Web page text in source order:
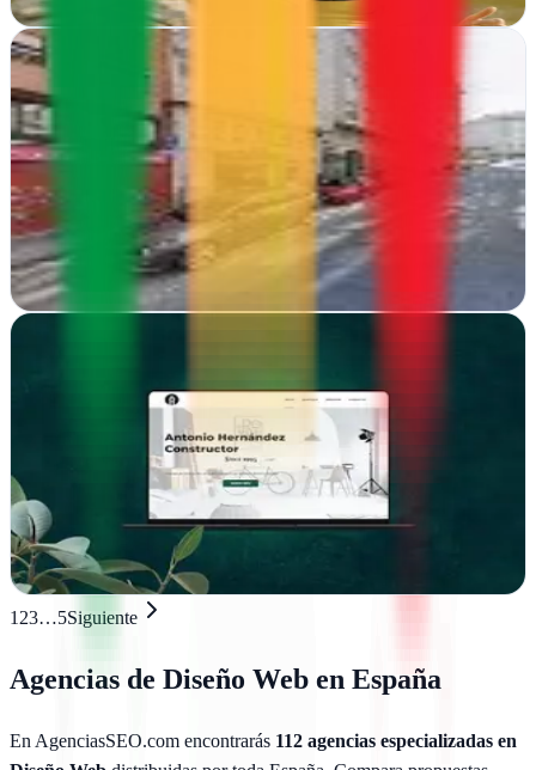
Ver ficha
Compass Estudio
Lugo
Diseño web a medida en Lugo. Compass Estudio crea sitios
funcionales y atractivos que convierten visitantes en clientes para tu
negocio
Ver ficha
Vilanova del Camí, Barcelona
Diseño web en Vilanova del Camí que convierte visitas en clientes.
Sitios modernos y funcionales para empresas que quieren resultados
reales
Ver fichacompleta
1 23…5Siguiente
Agencias de Diseño Web en España
En AgenciasSEO.com encontrarás 112 agencias especializadas en